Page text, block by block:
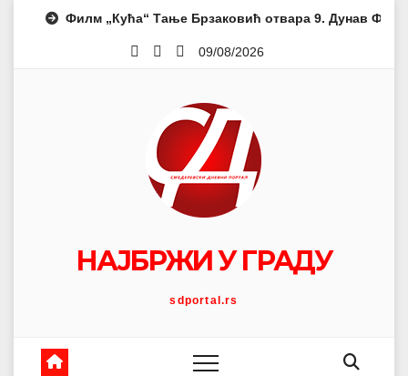
Филм „Кућа“ Тање Брзаковић отвара 9. Дунав
09/08/2026
НАЈБРЖИ У ГРАДУ
sdportal.rs